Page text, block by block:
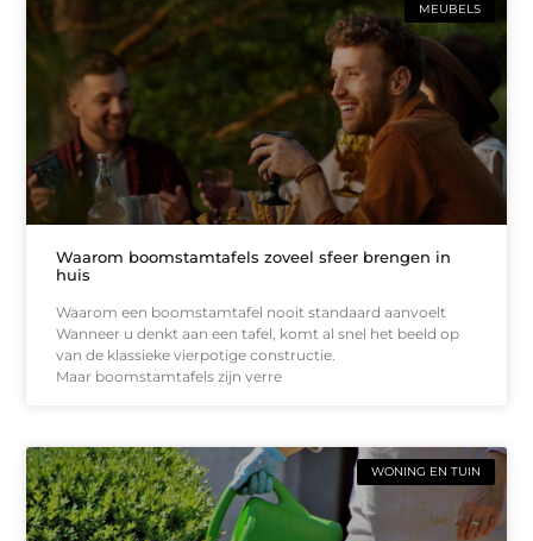
MEUBELS
Waarom boomstamtafels zoveel sfeer brengen in
huis
Waarom een boomstamtafel nooit standaard aanvoelt
Wanneer u denkt aan een tafel, komt al snel het beeld op
van de klassieke vierpotige constructie.
Maar boomstamtafels zijn verre
WONING EN TUIN